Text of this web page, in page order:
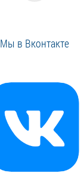
Мы в Вконтакте